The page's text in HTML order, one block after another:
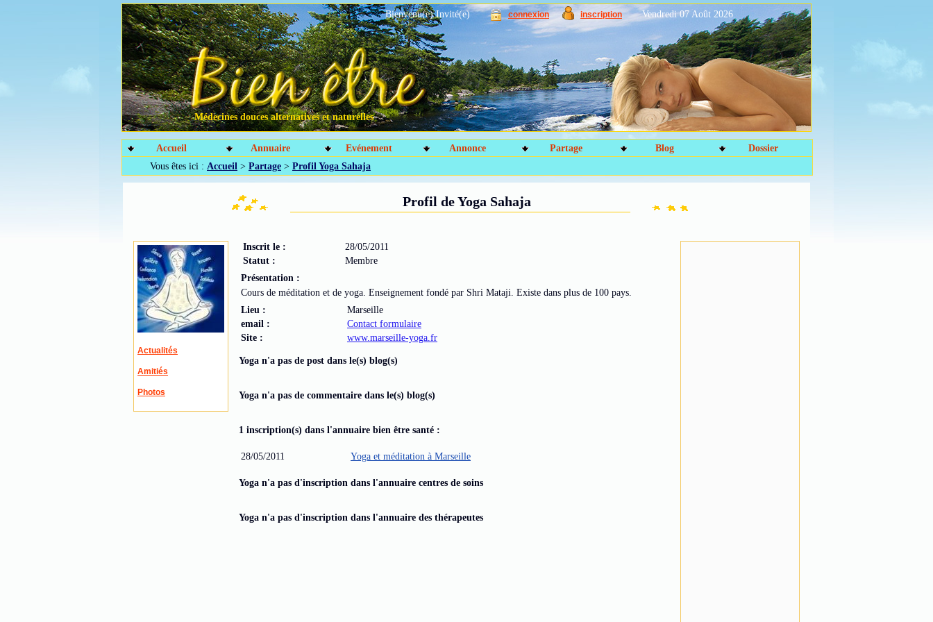
Bienvenu(e) Invité(e) connexion inscription Vendredi 07 Août 2026
Médecines douces alternatives et naturelles
Accueil Annuaire Evénement Annonce Partage Blog
Dossier
Vous êtes ici : Accueil > Partage > Profil Yoga Sahaja
Profil de Yoga Sahaja
Actualités
Amitiés
Photos
Inscrit le :
28/05/2011
Statut :
Membre
Présentation :
Cours de méditation et de yoga. Enseignement fondé par Shri Mataji. Existe dans plus de 100 pays.
Lieu :
Marseille
email :
Contact formulaire
Site :
www.marseille-yoga.fr
Yoga n'a pas de post dans le(s) blog(s)
Yoga n'a pas de commentaire dans le(s) blog(s)
1 inscription(s) dans l'annuaire bien être santé :
28/05/2011 Yoga et méditation à Marseille
Yoga n'a pas d'inscription dans l'annuaire centres de soins
Yoga n'a pas d'inscription dans l'annuaire des thérapeutes